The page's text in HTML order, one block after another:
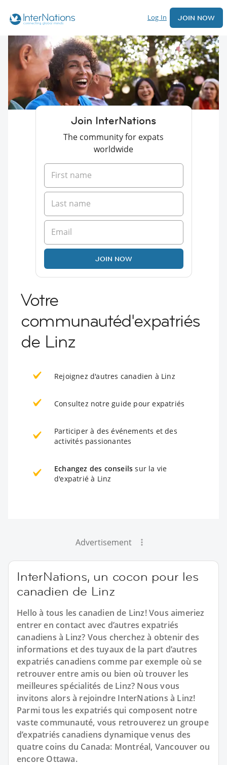
Log In JOIN NOW
Join InterNations
The community for expats
worldwide
JOIN NOW
Votre
communautéd'expatriés
de Linz
Rejoignez d'autres canadien à Linz
Consultez notre guide pour expatriés
Participer à des événements et des
activités passionantes
Echangez des conseils sur la vie
d'expatrié à Linz
Advertisement
InterNations, un cocon pour les
canadien de Linz
Hello à tous les canadien de Linz! Vous aimeriez
entrer en contact avec d’autres expatriés
canadiens à Linz? Vous cherchez à obtenir des
informations et des tuyaux de la part d’autres
expatriés canadiens comme par exemple où se
retrouver entre amis ou bien où trouver les
meilleures spécialités de Linz? Nous vous
invitons alors à rejoindre InterNations à Linz!
Parmi tous les expatriés qui composent notre
vaste communauté, vous retrouverez un groupe
d’expatriés canadiens dynamique venus des
quatre coins du Canada: Montréal, Vancouver ou
encore Ottawa.